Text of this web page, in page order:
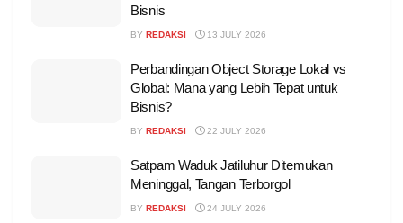
Bisnis
BY REDAKSI 13 JULY 2026
Perbandingan Object Storage Lokal vs
Global: Mana yang Lebih Tepat untuk
Bisnis?
BY REDAKSI 22 JULY 2026
Satpam Waduk Jatiluhur Ditemukan
Meninggal, Tangan Terborgol
BY REDAKSI 24 JULY 2026